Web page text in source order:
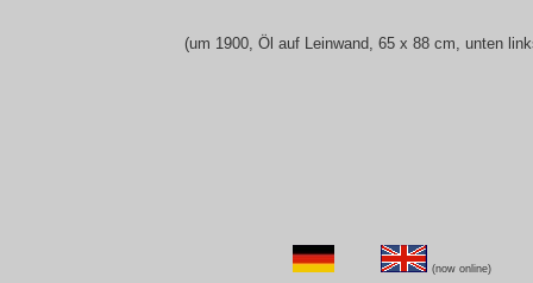
(um 1900, Öl auf Leinwand, 65 x 88 cm, unten
(now online)